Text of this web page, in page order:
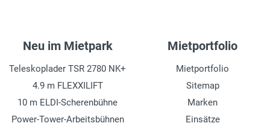
Neu im Mietpark
Teleskoplader TSR 2780 NK+
4.9 m FLEXXILIFT
10 m ELDI-Scherenbühne
Power-Tower-Arbeitsbühnen
Mietportfolio
Mietportfolio
Sitemap
Marken
Einsätze